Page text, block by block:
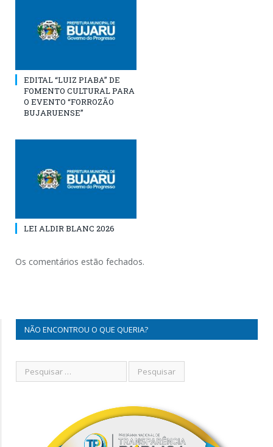
EDITAL “LUIZ PIABA” DE
FOMENTO CULTURAL PARA
O EVENTO “FORROZÃO
BUJARUENSE”
LEI ALDIR BLANC 2026
Os comentários estão fechados.
NÃO ENCONTROU O QUE QUERIA?